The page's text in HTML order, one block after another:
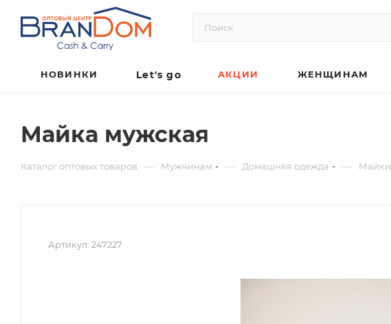
НОВИНКИ Let's go АКЦИИ ЖЕНЩИНАМ
Майка мужская
Каталог оптовых товаров — Мужчинам — Домашняя одежда — Майки
Артикул: 247227